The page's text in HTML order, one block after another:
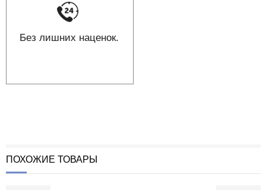
Без лишних наценок.
ПОХОЖИЕ ТОВАРЫ